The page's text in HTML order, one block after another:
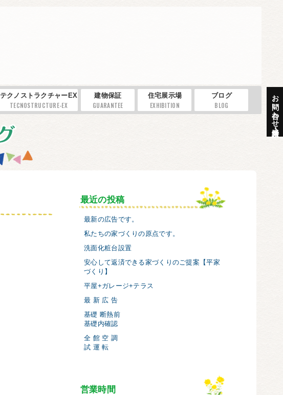
お問い合わせ・資料請求
テクノストラクチャーEX
TECNOSTRUCTURE-EX
建物保証
GUARANTEE
住宅展示場
EXHIBITION
ブログ
BLOG
最近の投稿
最新の広告です。
私たちの家づくりの原点です。
洗面化粧台設置
安心して返済できる家づくりのご提案【平家
づくり】
平屋+ガレージ+テラス
最 新 広 告
基礎 断熱前
基礎内確認
全 館 空 調
試 運 転
営業時間